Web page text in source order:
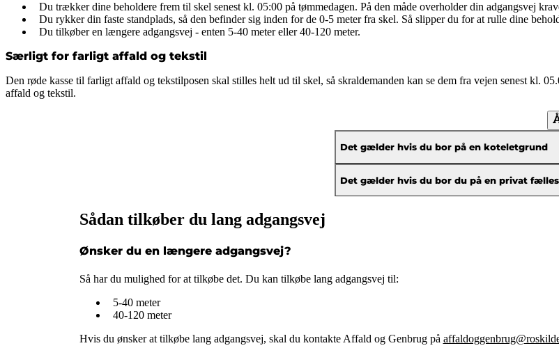
Du trækker dine beholdere frem til skel senest kl. 05:00 på tømmedagen. På den måde overholder din adgangsvej
Du rykker din faste standplads, så den befinder sig inden for de 0-5 meter fra skel. Så slipper du for at rulle dine
Du tilkøber en længere adgangsvej - enten 5-40 meter eller 40-120 meter.
Særligt for farligt affald og tekstil
Den røde kasse til farligt affald og tekstilposen skal stilles helt ud til skel, så skraldemanden kan se dem fra vejen senest kl.
affald og tekstil.
Det gælder hvis du bor på en koteletgrund
Det gælder hvis du bor du på en privat
Sådan tilkøber du lang adgangsvej
Ønsker du en længere adgangsvej?
Så har du mulighed for at tilkøbe det. Du kan tilkøbe lang adgangsvej til:
5-40 meter
40-120 meter
Hvis du ønsker at tilkøbe lang adgangsvej, skal du kontakte Affald og Genbrug på